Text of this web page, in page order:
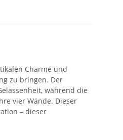
Charme und
zu bringen. Der
während die
vier Wände. Dieser
– dieser